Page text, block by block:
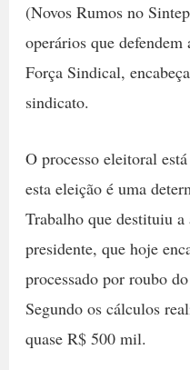
(Novos Rumos no
operários que
Força Sindical,
sindicato.
O processo eleitoral
esta eleição é uma
Trabalho que destituiu
presidente, que hoje
processado por roubo
Segundo os cálculos
quase R$ 500 mil.